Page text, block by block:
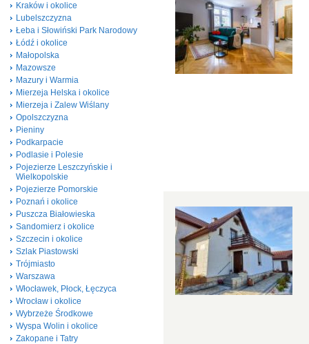
Kraków i okolice
Lubelszczyzna
Łeba i Słowiński Park Narodowy
Łódź i okolice
Małopolska
Mazowsze
Mazury i Warmia
Mierzeja Helska i okolice
Mierzeja i Zalew Wiślany
Opolszczyzna
Pieniny
Podkarpacie
Podlasie i Polesie
Pojezierze Leszczyńskie i
Wielkopolskie
Pojezierze Pomorskie
Poznań i okolice
Puszcza Białowieska
Sandomierz i okolice
Szczecin i okolice
Szlak Piastowski
Trójmiasto
Warszawa
Włocławek, Płock, Łęczyca
Wrocław i okolice
Wybrzeże Środkowe
Wyspa Wolin i okolice
Zakopane i Tatry